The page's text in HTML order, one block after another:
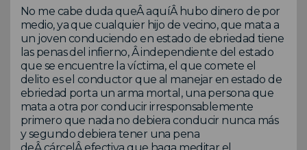
No me cabe duda queÂ aquíÂ hubo dinero de por
medio, ya que cualquier hijo de vecino, que mata a
un joven conduciendo en estado de ebriedad tiene
las penas del infierno, Â independiente del estado
que se encuentre la víctima, el que comete el
delito es el conductor que al manejar en estado de
ebriedad porta un arma mortal, una persona que
mata a otra por conducir irresponsablemente
primero que nada no debiera conducir nunca más
y segundo debiera tener una pena